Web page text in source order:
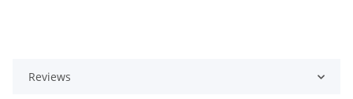
Reviews